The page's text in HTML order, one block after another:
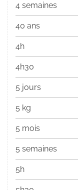
4 semaines
40 ans
4h
4h30
5 jours
5 kg
5 mois
5 semaines
5h